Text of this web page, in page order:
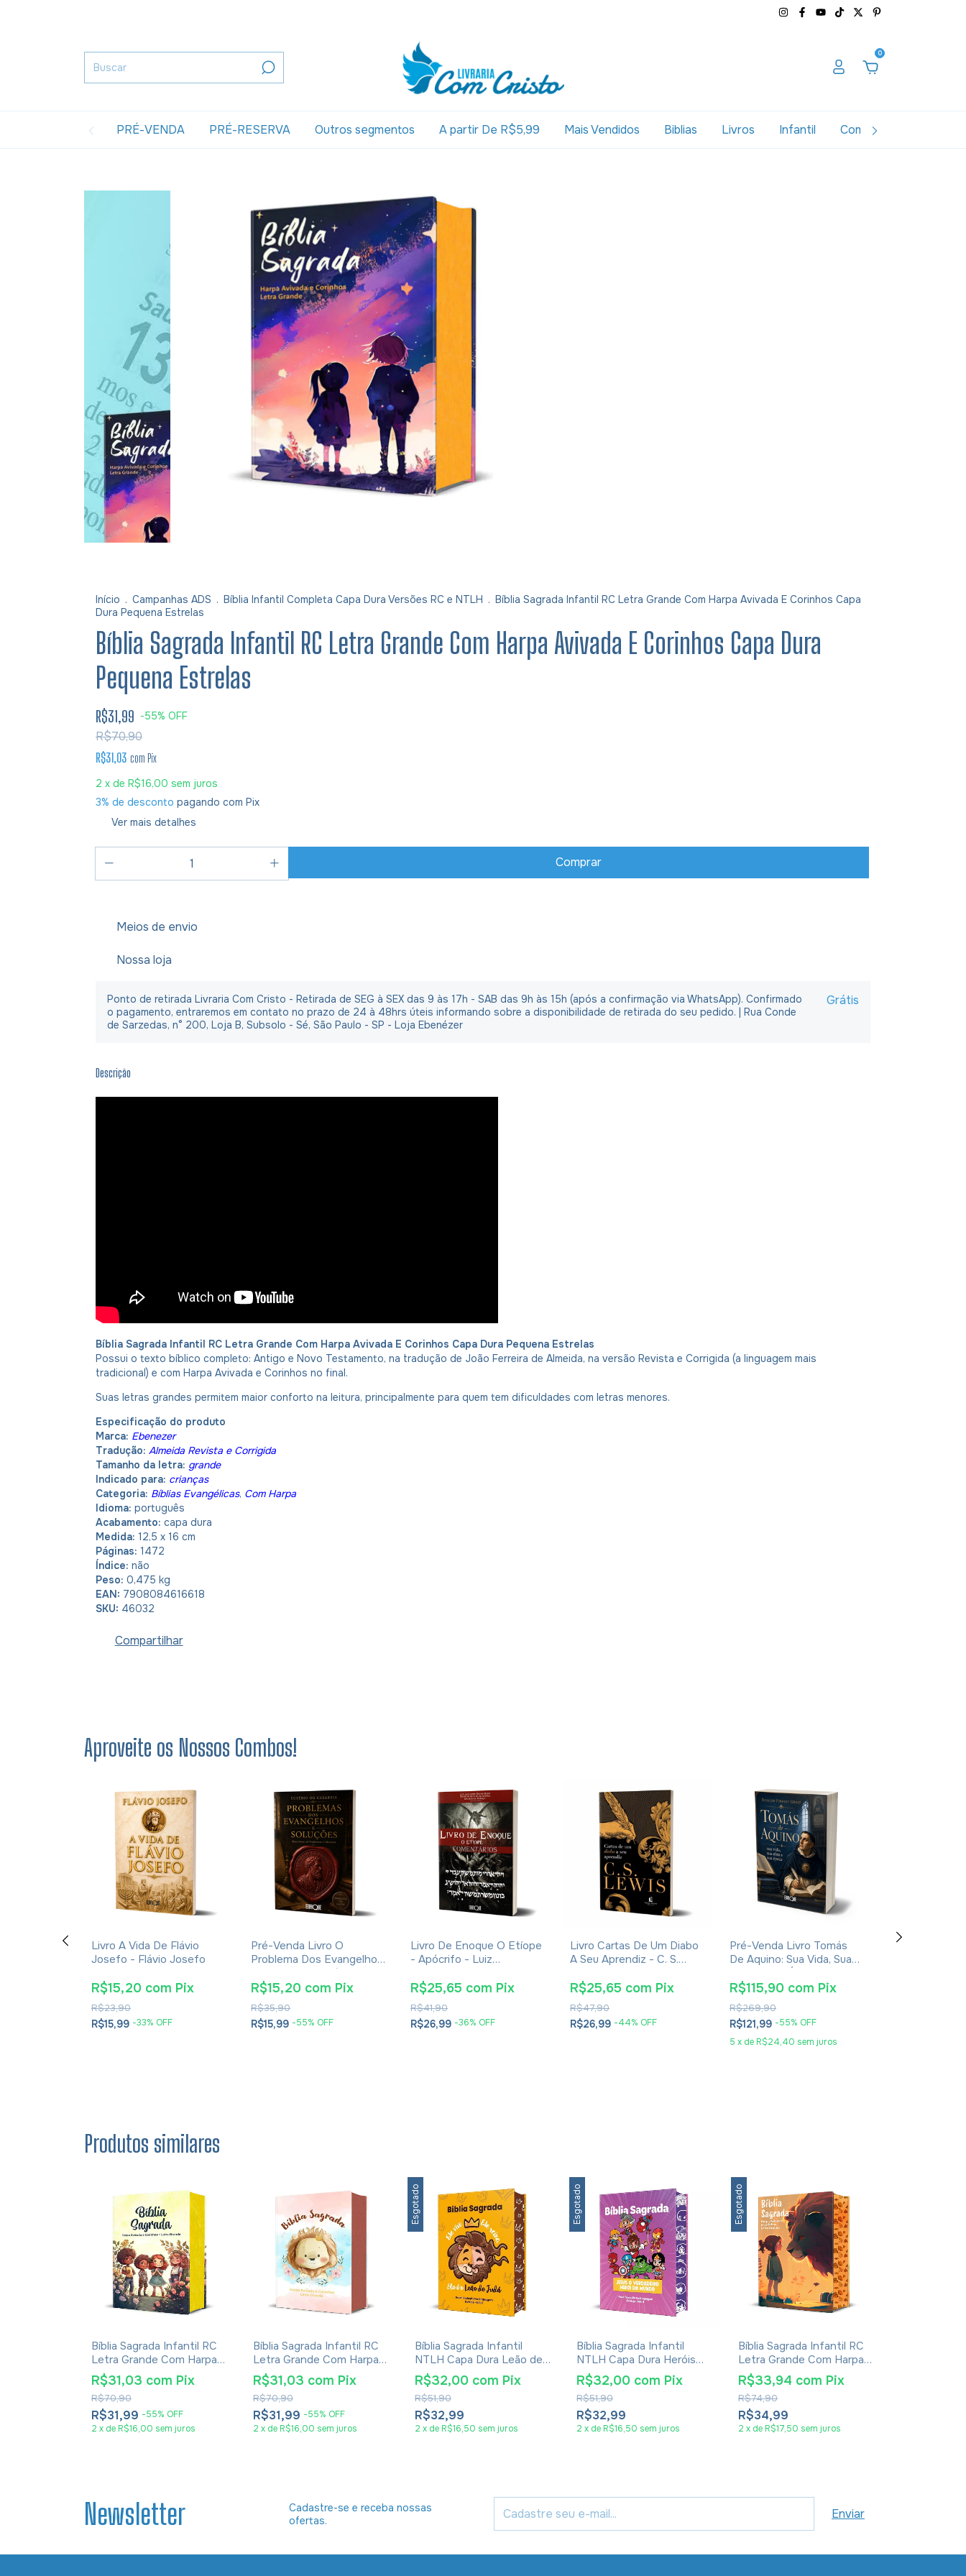
0
PRÉ-VENDA PRÉ-RESERVA Outros segmentos A partir De R$5,99 Mais Vendidos Biblias Livros Infantil Combos
Início . Campanhas ADS . Bíblia Infantil Completa Capa Dura Versões RC e NTLH . Bíblia Sagrada Infantil RC Letra Grande Com Harpa Avivada E Corinhos Capa
Dura Pequena Estrelas
Bíblia Sagrada Infantil RC Letra Grande Com Harpa Avivada E Corinhos Capa Dura
Pequena Estrelas
R$31,99 -55% OFF
R$70,90
R$31,03 com Pix
2 x de R$16,00 sem juros
3% de desconto pagando com Pix
Ver mais detalhes
Meios de envio
Nossa loja
Ponto de retirada Livraria Com Cristo - Retirada de SEG à SEX das 9 às 17h - SAB das 9h às 15h (após a confirmação via WhatsApp). Confirmado
o pagamento, entraremos em contato no prazo de 24 à 48hrs úteis informando sobre a disponibilidade de retirada do seu pedido. | Rua Conde
de Sarzedas, n° 200, Loja B, Subsolo - Sé, São Paulo - SP - Loja Ebenézer
Grátis
Descrição
Bíblia Sagrada Infantil RC Letra Grande Com Harpa Avivada E Corinhos Capa Dura Pequena Estrelas
Possui o texto bíblico completo: Antigo e Novo Testamento, na tradução de João Ferreira de Almeida, na versão Revista e Corrigida (a linguagem mais
tradicional) e com Harpa Avivada e Corinhos no final.
Suas letras grandes permitem maior conforto na leitura, principalmente para quem tem dificuldades com letras menores.
Especificação do produto
Marca: Ebenezer
Tradução: Almeida Revista e Corrigida
Tamanho da letra: grande
Indicado para: crianças
Categoria: Bíblias Evangélicas, Com Harpa
Idioma: português
Acabamento: capa dura
Medida: 12,5 x 16 cm
Páginas: 1472
Índice: não
Peso: 0,475 kg
EAN: 7908084616618
SKU: 46032
Compartilhar
Aproveite os Nossos Combos!
Livro A Vida De Flávio
Josefo - Flávio Josefo
R$15,99 -33% OFF
R$23,90
R$15,20 com Pix
Pré-Venda Livro O
Problema Dos Evangelhos
E Soluções- Eusébio De
Cesareia
R$15,99 -55% OFF
R$35,90
R$15,20 com Pix
Livro De Enoque O Etíope
- Apócrifo - Luiz
R$26,99 -36% OFF
R$41,90
R$25,65 com Pix
Livro Cartas De Um Diabo
A Seu Aprendiz - C. S.
R$26,99 -44% OFF
R$47,90
R$25,65 com Pix
Pré-Venda Livro Tomás
De Aquino: Sua Vida, Sua
Eudaldo Forment Giralt
R$121,99 -55% OFF
5 x de R$24,40 sem juros
R$269,90
R$115,90 com Pix
Livro
Produtos similares
Bíblia Sagrada Infantil RC
Letra Grande Com Harpa
Avivada E Corinhos Capa
Dura Pequena Crianças
Jardim
R$31,99 -55% OFF
R$70,90
R$31,03 com Pix
2 x de R$16,00 sem juros
Bíblia Sagrada Infantil RC
Letra Grande Com Harpa
Avivada E Corinhos Capa
Dura Pequena Leão
Aquarela
R$31,99 -55% OFF
R$70,90
R$31,03 com Pix
2 x de R$16,00 sem juros
Esgotado
Bíblia Sagrada Infantil
NTLH Capa Dura Leão de
Judá
R$32,99
R$51,90
R$32,00 com Pix
2 x de R$16,50 sem juros
Esgotado
Bíblia Sagrada Infantil
NTLH Capa Dura Heróis
Menina
R$32,99
R$51,90
R$32,00 com Pix
2 x de R$16,50 sem juros
Esgotado
Bíblia Sagrada Infantil RC
Letra Grande Com Harpa
Avivada E Corinhos Capa
Dura Pequena Leão
Criança
R$34,99
R$74,90
R$33,94 com Pix
2 x de R$17,50 sem juros
Newsletter
Cadastre-se e receba nossas
ofertas.